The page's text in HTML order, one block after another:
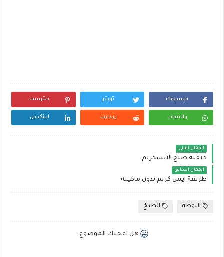
فيسبوك تويتر بنترست
واتساب ريدايت لينكدين
المقال التالي
كيفية صنع الآيسكريم
المقال السابق
طريقة آيس كريم بدون ماكينة
البوظة الطبخ
هل اعجبك الموضوع :